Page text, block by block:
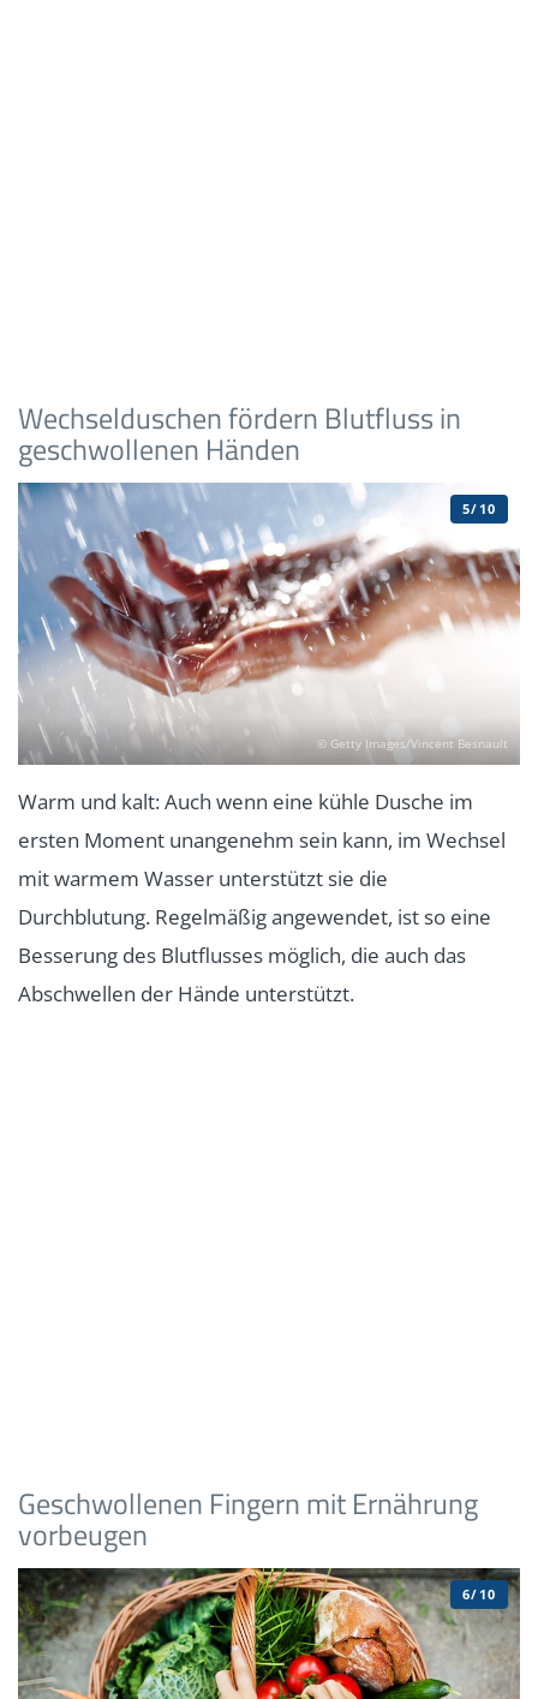
Wechselduschen fördern Blutfluss in
geschwollenen Händen
© Getty Images/Vincent Besnault
5/10
Warm und kalt: Auch wenn eine kühle Dusche im
ersten Moment unangenehm sein kann, im Wechsel
mit warmem Wasser unterstützt sie die
Durchblutung. Regelmäßig angewendet, ist so eine
Besserung des Blutflusses möglich, die auch das
Abschwellen der Hände unterstützt.
Geschwollenen Fingern mit Ernährung
vorbeugen
6/10